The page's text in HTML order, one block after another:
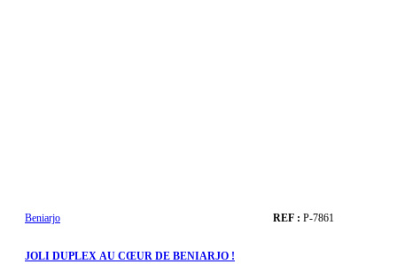
Beniarjo REF : P-7861
JOLI DUPLEX AU CŒUR DE BENIARJO !